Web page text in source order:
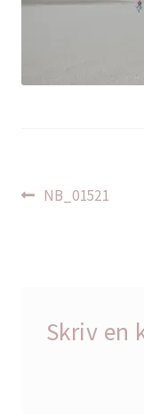
Forrige
NB_01521
Skriv en